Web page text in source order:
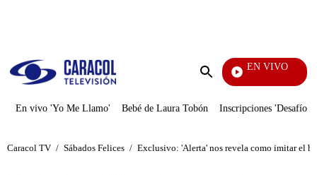
Enviar
EN VIVO
En vivo 'Yo Me Llamo' Bebé de Laura Tobón Inscripciones 'Desafío'
Caracol TV / Sábados Felices / Exclusivo: 'Alerta' nos revela como imitar el